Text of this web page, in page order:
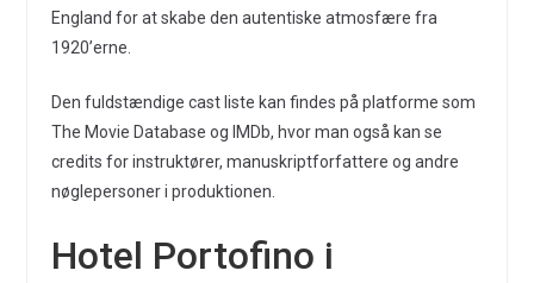
England for at skabe den autentiske atmosfære fra
1920’erne.
Den fuldstændige cast liste kan findes på platforme som
The Movie Database og IMDb, hvor man også kan se
credits for instruktører, manuskriptforfattere og andre
nøglepersoner i produktionen.
Hotel Portofino i